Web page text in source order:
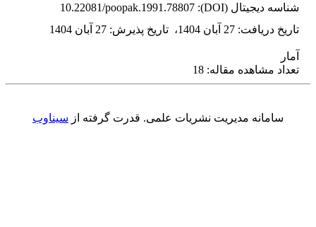
شناسه دیجیتال (DOI):
10.22081/poopak.1991.78807
تاریخ دریافت: 27 آبان 1404 ، تاریخ پذیرش: 27 آبان 1404
آمار
تعداد مشاهده مقاله: 18
سامانه مدیریت نشریات علمی. قدرت گرفته از سیناوب